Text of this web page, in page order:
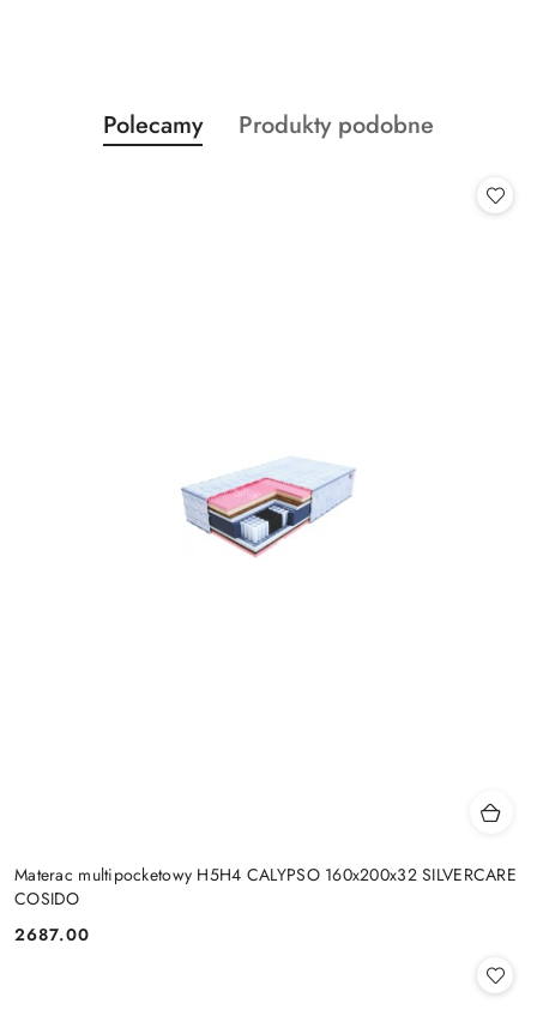
Pomiń karuzelę produktów
Produkty
o
Polecamy
Produkty
Produkty podobne
Materac multipocketowy H5H4 CALYPSO 160x200x32 SILVERCARE
COSIDO
Cena:
2687.00